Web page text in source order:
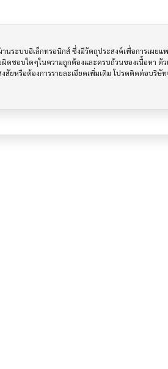
ะบบอิเล็กทรอนิกส์ ซึ่งมีวัตถุประสงค์เพื่อการเผย
ชอบใดๆในความถูกต้องและครบถ้วนของเนื้อหา ตั
ยหรือต้องการรายละเอียดเพิ่มเติม โปรดติดต่อบ